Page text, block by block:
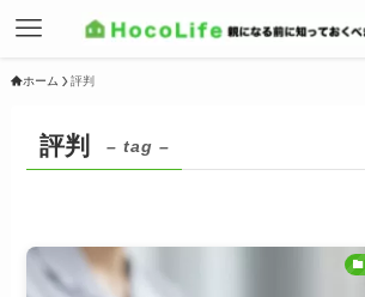
ホーム 評判
評判 – tag –